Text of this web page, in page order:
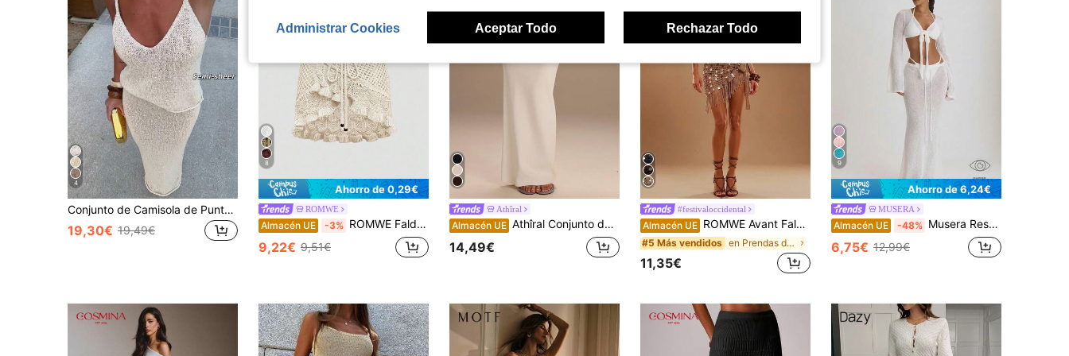
4
Conjunto de Camisola de Punto Sexy y Minifalda Estilo Europeo y Americano EAVA, Atuendo de Playa de Verano Blanco
19,30€ 19,49€
8
Ahorro de 0,29€
ROMWE
Almacén UE -3% ROMWE Falda de punto calada de verano, casual y de vacaciones para mujer
9,22€ 9,51€
Athîral
Almacén UE Athîral Conjunto de suéter y falda minimalista de unicolor casual para mujer
14,49€
#festivaloccidental
Almacén UE ROMWE Avant Falda de suéter de mujer con flecos asimétricos de lentejuelas brillantes con lazo lateral, falda de ganchillo sexy adecuada para la playa y las vacaciones
#5 Más vendidos en Prendas de punto Faldas de suéter para mujer
11,35€
9
Ahorro de 6,24€
MUSERA
Almacén UE -48% Musera Resort Falda larga tipo pareo de punto con nudo delantero, para cubrir traje de baño, vacaciones, verano, viajes, ropa básica de playa, unicolor, esencial de resort
6,75€ 12,99€
Administrar Cookies Aceptar Todo Rechazar Todo